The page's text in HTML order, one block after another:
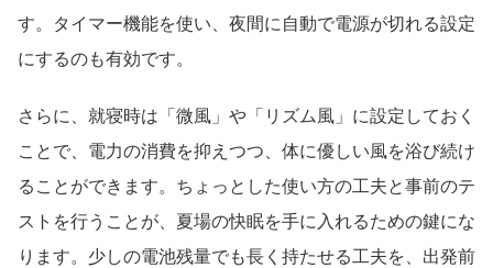
す。タイマー機能を使い、夜間に自動で電源が切れる設定
にするのも有効です。
さらに、就寝時は「微風」や「リズム風」に設定しておく
ことで、電力の消費を抑えつつ、体に優しい風を浴び続け
ることができます。ちょっとした使い方の工夫と事前のテ
ストを行うことが、夏場の快眠を手に入れるための鍵にな
ります。少しの電池残量でも長く持たせる工夫を、出発前